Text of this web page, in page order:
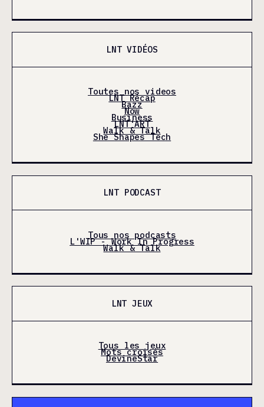
LNT VIDÉOS
Toutes nos videos
LNT Récap
Bazz
Now
Business
LNT'ART
Walk & Talk
She Shapes Tech
LNT PODCAST
Tous nos podcasts
L'WIP - Work In Progress
Walk & Talk
LNT JEUX
Tous les jeux
Mots croisés
DevineStar